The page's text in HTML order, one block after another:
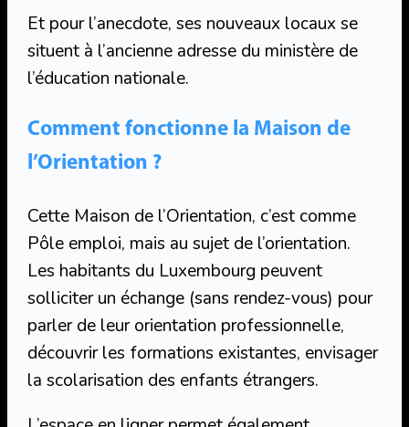
Et pour l’anecdote, ses nouveaux locaux se
situent à l’ancienne adresse du ministère de
l’éducation nationale.
Comment fonctionne la Maison de
l’Orientation ?
Cette Maison de l’Orientation, c’est comme
Pôle emploi, mais au sujet de l’orientation.
Les habitants du Luxembourg peuvent
solliciter un échange (sans rendez-vous) pour
parler de leur orientation professionnelle,
découvrir les formations existantes, envisager
la scolarisation des enfants étrangers.